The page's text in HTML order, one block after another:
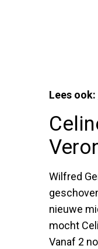
Lees ook:
Wilfred
nieuwe
mocht
Vanaf 2